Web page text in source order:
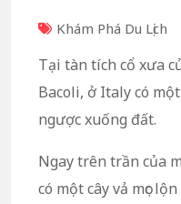
Khám Phá Du Lịch
Tại tàn tích cổ xưa
Bacoli, ở Italy có
ngược xuống đất.
Ngay trên trần của
có một cây vả mọc